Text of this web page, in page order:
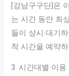
[강남구구단]은
는 시간 동안 최
들이 상시 대기
착 시간을 예약
3. 시간대별 이